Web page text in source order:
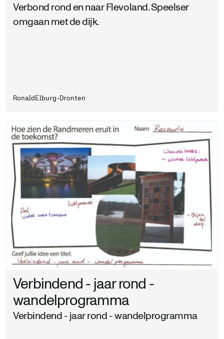
Verbond rond en naar Flevoland. Speelser
omgaan met de dijk.
Ronald Elburg-Dronten
Verbindend - jaar rond -
wandelprogramma
Verbindend - jaar rond - wandelprogramma